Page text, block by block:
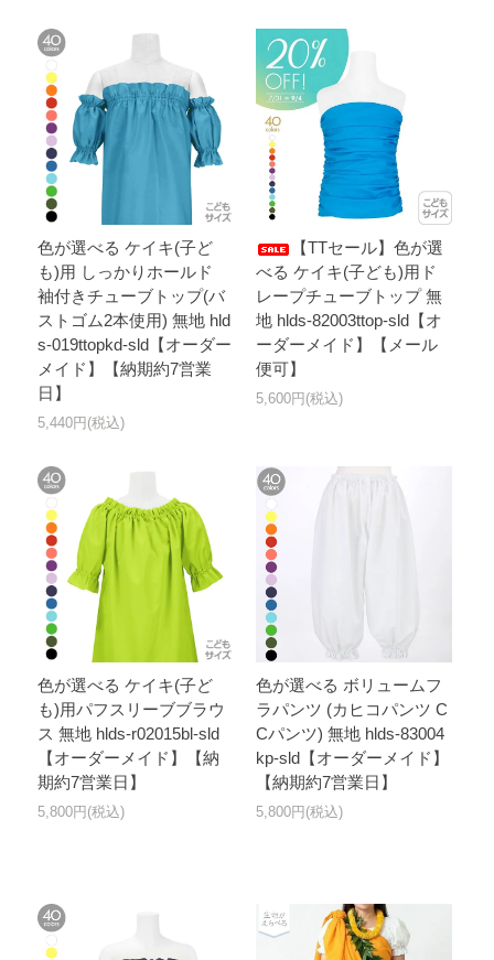
色が選べる ケイキ(子ど
も)用 しっかりホールド
袖付きチューブトップ(バ
ストゴム2本使用) 無地 hld
s-019ttopkd-sld【オーダー
メイド】【納期約7営業
日】
5,440円(税込)
【TTセール】色が選
べる ケイキ(子ども)用ド
レープチューブトップ 無
地 hlds-82003ttop-sld【オ
ーダーメイド】【メール
便可】
5,600円(税込)
色が選べる ケイキ(子ど
も)用パフスリーブブラウ
ス 無地 hlds-r02015bl-sld
【オーダーメイド】【納
期約7営業日】
5,800円(税込)
色が選べる ボリュームフ
ラパンツ (カヒコパンツ C
Cパンツ) 無地 hlds-83004
kp-sld【オーダーメイド】
【納期約7営業日】
5,800円(税込)